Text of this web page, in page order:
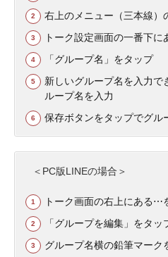
右上のメニュー（三本線）
トーク設定画面の一番下
「グループ名」をタップ
新しいグループ名を入力で
ループ名を入力
保存ボタンをタップでグル
＜PC版LINEの場合＞
トーク画面の右上にある⋯
「グループを編集」をタッ
グループ名横の鉛筆マーク